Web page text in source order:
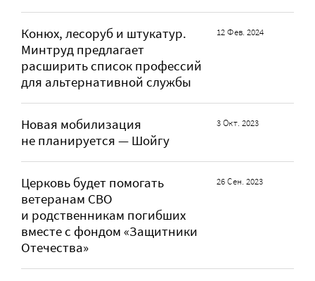
Конюх, лесоруб и штукатур.
Минтруд предлагает
расширить список профессий
для альтернативной службы
12 Фев. 2024
Новая мобилизация
не планируется — Шойгу
3 Окт. 2023
Церковь будет помогать
ветеранам СВО
и родственникам погибших
вместе с фондом «Защитники
Отечества»
26 Сен. 2023